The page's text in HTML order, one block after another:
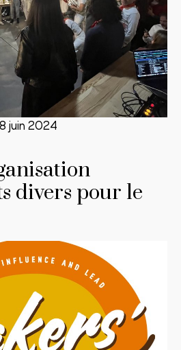
8 juin 2024
divers pour le